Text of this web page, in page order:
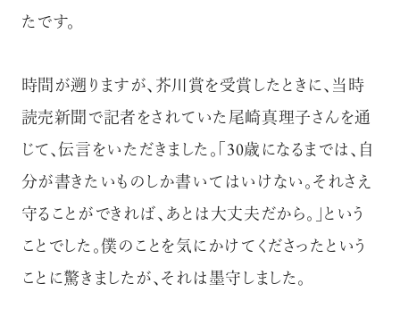
たです。
時間が遡りますが、芥川賞を受賞したときに、当時
読売新聞で記者をされていた尾崎真理子さんを通
じて、伝言をいただきました。「30歳になるまでは、自
分が書きたいものしか書いてはいけない。それさえ
守ることができれば、あとは大丈夫だから。」という
ことでした。僕のことを気にかけてくださったという
ことに驚きましたが、それは墨守しました。